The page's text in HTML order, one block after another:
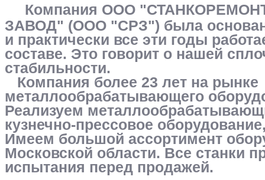
Компания ООО
ЗАВОД" (ООО "СРЗ") была
и практически все эти годы
составе. Это говорит о нашей
стабильности.
Компания более 23 лет на рынке
металлообрабатывающего
Реализуем
кузнечно-прессовое
Имеем большой ассортимент
Московской области. Все станки
испытания перед продажей.